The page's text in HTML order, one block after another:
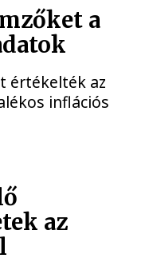
a
értékelték az
inflációs
az